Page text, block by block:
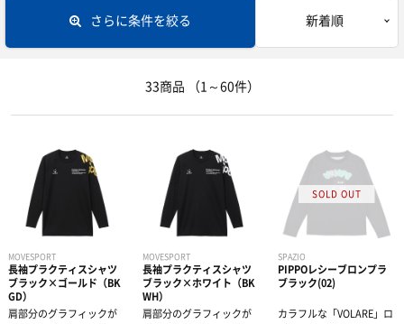
ソフトバレーボール
その他グッズ
ジュニアサイズ
リベロベスト
作戦版
監督ワッペン
ラインテープ
ネット
ボールかご
その他グッズ
タオル
インナーシャツ
サプリメント
33商品 （1～60件）
さらに条件を絞る 新着順
MOVESPORT
長袖プラクティスシャツ
ブラック×ゴールド（BK
GD）
肩部分のグラフィックが
MOVESPORT
長袖プラクティスシャツ
ブラック×ホワイト（BK
WH）
肩部分のグラフィックが
SPAZIO
PIPPOレシーブロンプラ
ブラック(02)
カラフルな「VOLARE」ロ